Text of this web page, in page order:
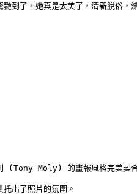
到了。她真是太美了，清新脫俗，
(Tony Moly) 的畫報風格完美契
出了照片的氛圍。